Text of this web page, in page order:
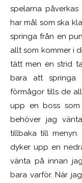
spelarna
har mål som ska
springa från en
allt som kommer i
tätt men en strid
bara att springa
förmågor tills de
upp en boss
behöver jag
tillbaka till
dyker upp en
vänta på innan
bara varför. När